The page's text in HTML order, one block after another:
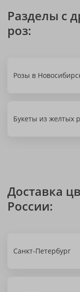
Разделы с
роз:
Розы в
Букеты из желтых
Доставка
России:
Санкт-Петербург